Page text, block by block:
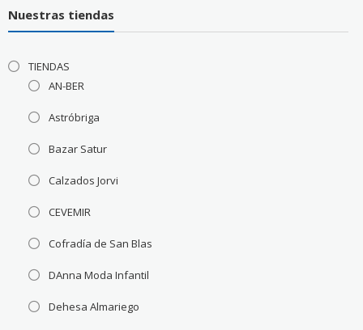
Nuestras tiendas
TIENDAS
AN-BER
Astróbriga
Bazar Satur
Calzados Jorvi
CEVEMIR
Cofradía de San Blas
DAnna Moda Infantil
Dehesa Almariego